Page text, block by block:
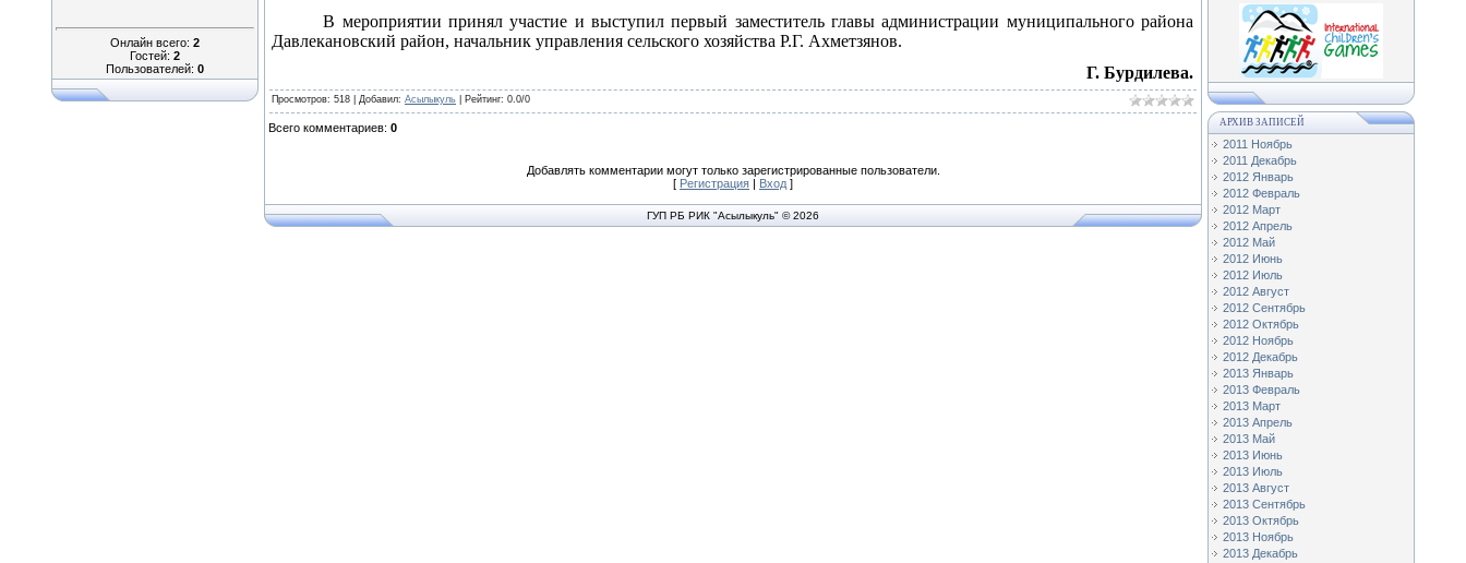
Онлайн всего: 2
Гостей: 2
Пользователей: 0
В мероприятии принял участие и выступил первый заместитель главы администрации муниципального района
Давлекановский район, начальник управления сельского хозяйства Р.Г. Ахметзянов.
Г. Бурдилева.
Просмотров: 518 | Добавил: Асылыкуль Рейтинг: 0.0/0
Всего комментариев: 0
Добавлять комментарии могут только зарегистрированные пользователи.
[ Регистрация | Вход ]
ГУП РБ РИК "Асылыкуль" © 2026
АРХИВ ЗАПИСЕЙ
2011 Ноябрь
2011 Декабрь
2012 Январь
2012 Февраль
2012 Март
2012 Апрель
2012 Май
2012 Июнь
2012 Июль
2012 Август
2012 Сентябрь
2012 Октябрь
2012 Ноябрь
2012 Декабрь
2013 Январь
2013 Февраль
2013 Март
2013 Апрель
2013 Май
2013 Июнь
2013 Июль
2013 Август
2013 Сентябрь
2013 Октябрь
2013 Ноябрь
2013 Декабрь